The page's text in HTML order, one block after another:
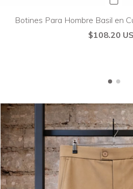
Botines Para Hombre Basil en
$108.20